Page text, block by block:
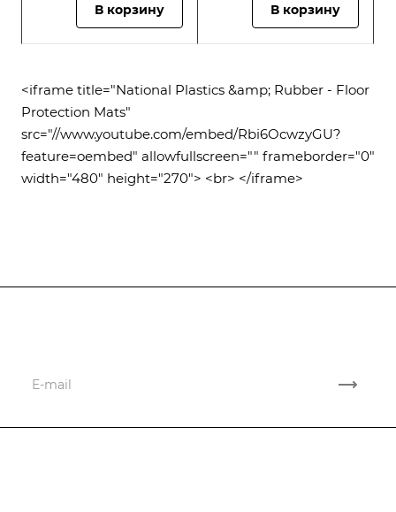
В корзину В корзину
<iframe title="National Plastics &amp; Rubber - Floor
Protection Mats"
src="//www.youtube.com/embed/Rbi6OcwzyGU?
feature=oembed" allowfullscreen="" frameborder="0"
width="480" height="270"> <br> </iframe>